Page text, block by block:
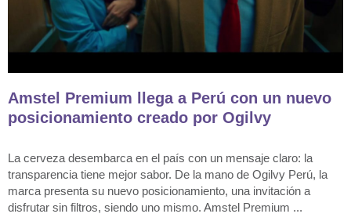
Amstel Premium llega a Perú con un nuevo
posicionamiento creado por Ogilvy
La cerveza desembarca en el país con un mensaje claro: la
transparencia tiene mejor sabor. De la mano de Ogilvy Perú, la
marca presenta su nuevo posicionamiento, una invitación a
disfrutar sin filtros, siendo uno mismo. Amstel Premium ...